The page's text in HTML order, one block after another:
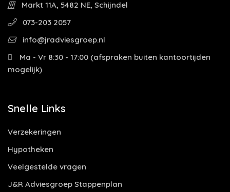
Markt 11A, 5482 NE, Schijndel
073-203 2057
info@jradviesgroep.nl
Ma - Vr 8:30 - 17:00 (afspraken buiten kantoortijden
mogelijk)
Snelle Links
Verzekeringen
Hypotheken
Veelgestelde vragen
J&R Adviesgroep Stappenplan